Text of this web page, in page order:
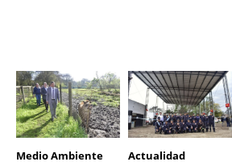
Medio Ambiente Actualidad